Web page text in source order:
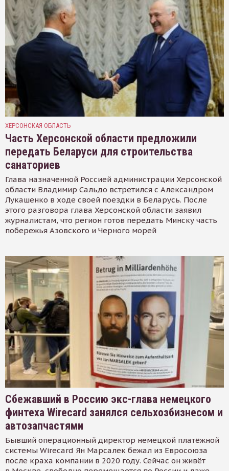
ХЕРСОНСКАЯ ОБЛАСТЬ
Часть Херсонской области предложили
передать Беларуси для строительства
санаториев
Глава назначенной Россией администрации Херсонской
области Владимир Сальдо встретился с Александром
Лукашенко в ходе своей поездки в Беларусь. После
этого разговора глава Херсонской области заявил
журналистам, что регион готов передать Минску часть
побережья Азовского и Черного морей
Сбежавший в Россию экс-глава немецкого
финтеха Wirecard занялся сельхозбизнесом и
автозапчастями
Бывший операционный директор немецкой платёжной
системы Wirecard Ян Марсалек бежал из Евросоюза
после краха компании в 2020 году. Сейчас он живёт